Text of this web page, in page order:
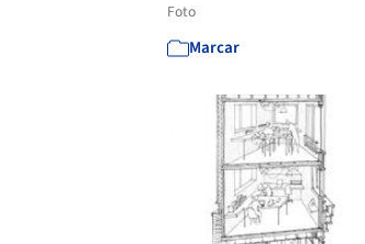
Foto
Marcar